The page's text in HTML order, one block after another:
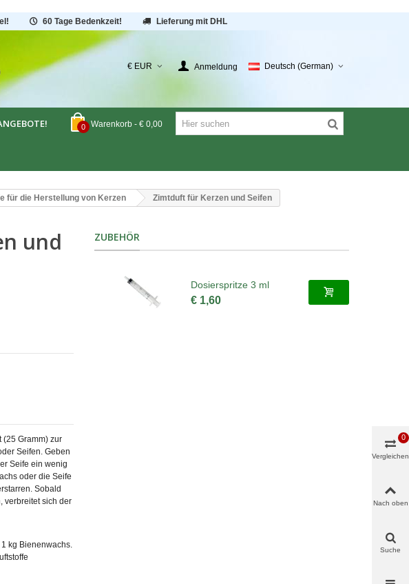
60 Tage Bedenkzeit! Lieferung mit DHL
€ EUR Anmeldung Deutsch (German)
0 Warenkorb - € 0,00
für die Herstellung von Kerzen Zimtduft für Kerzen und Seifen
und
(25 Gramm) zur
Seifen. Geben
Seife ein wenig
oder die Seife
Sobald
verbreitet sich der
kg Bienenwachs.
ZUBEHÖR
Dosierspritze 3 ml
€ 1,60
Vergleichen
0
Nach oben
Suche